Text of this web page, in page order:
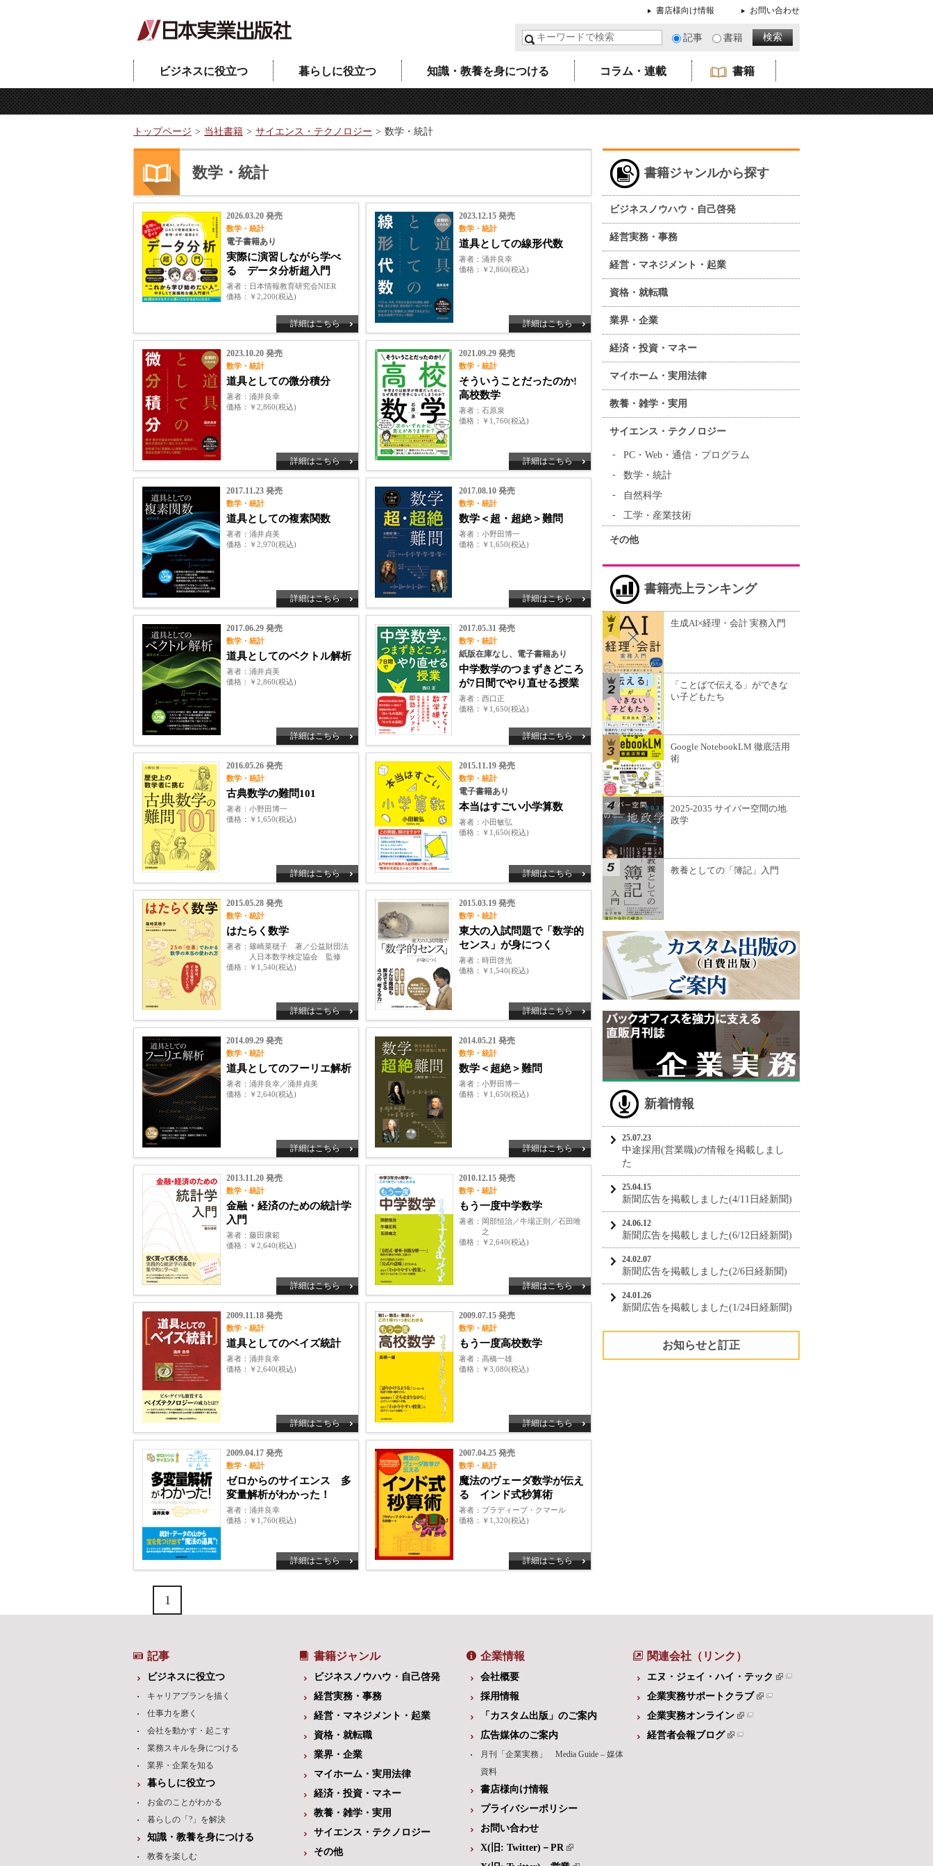
書店様向け情報 お問い合わせ
記事 書籍
ビジネスに役立つ 暮らしに役立つ 知識・教養を身につける コラム・連載 書籍
トップページ 当社書籍 サイエンス・テクノロジー 数学・統計
数学・統計
2026.03.20 発売
数学・統計
電子書籍あり
実際に演習しながら学べ
る データ分析超入門
著者
日本情報教育研究会NIER
価格
￥2,200(税込)
詳細はこちら
2023.12.15 発売
数学・統計
道具としての線形代数
著者
涌井良幸
価格
￥2,860(税込)
詳細はこちら
2023.10.20 発売
数学・統計
道具としての微分積分
著者
涌井良幸
価格
￥2,860(税込)
詳細はこちら
2021.09.29 発売
数学・統計
そういうことだったのか!
高校数学
著者
石原泉
価格
￥1,760(税込)
詳細はこちら
2017.11.23 発売
数学・統計
道具としての複素関数
著者
涌井貞美
価格
￥2,970(税込)
詳細はこちら
2017.08.10 発売
数学・統計
数学＜超・超絶＞難問
著者
小野田博一
価格
￥1,650(税込)
詳細はこちら
2017.06.29 発売
数学・統計
道具としてのベクトル解析
著者
涌井貞美
価格
￥2,860(税込)
詳細はこちら
2017.05.31 発売
数学・統計
紙版在庫なし、電子書籍あり
中学数学のつまずきどころ
が7日間でやり直せる授業
著者
西口正
価格
￥1,650(税込)
詳細はこちら
2016.05.26 発売
数学・統計
古典数学の難問101
著者
小野田博一
価格
￥1,650(税込)
詳細はこちら
2015.11.19 発売
数学・統計
電子書籍あり
本当はすごい小学算数
著者
小田敏弘
価格
￥1,650(税込)
詳細はこちら
2015.05.28 発売
数学・統計
はたらく数学
著者
篠崎菜穂子 著／公益財団法
人日本数学検定協会 監修
価格
￥1,540(税込)
詳細はこちら
2015.03.19 発売
数学・統計
東大の入試問題で「数学的
センス」が身につく
著者
時田啓光
価格
￥1,540(税込)
詳細はこちら
2014.09.29 発売
数学・統計
道具としてのフーリエ解析
著者
涌井良幸／涌井貞美
価格
￥2,640(税込)
詳細はこちら
2014.05.21 発売
数学・統計
数学＜超絶＞難問
著者
小野田博一
価格
￥1,650(税込)
詳細はこちら
2013.11.20 発売
数学・統計
金融・経済のための統計学
入門
著者
藤田康範
価格
￥2,640(税込)
詳細はこちら
2010.12.15 発売
数学・統計
もう一度中学数学
著者
岡部恒治／牛場正則／石田唯
之
価格
￥2,640(税込)
詳細はこちら
2009.11.18 発売
数学・統計
道具としてのベイズ統計
著者
涌井良幸
価格
￥2,640(税込)
詳細はこちら
2009.07.15 発売
数学・統計
もう一度高校数学
著者
高橋一雄
価格
￥3,080(税込)
詳細はこちら
2009.04.17 発売
数学・統計
ゼロからのサイエンス 多
変量解析がわかった！
著者
涌井良幸
価格
￥1,760(税込)
詳細はこちら
2007.04.25 発売
数学・統計
魔法のヴェーダ数学が伝え
る インド式秒算術
著者
プラディープ・クマール
価格
￥1,320(税込)
詳細はこちら
1
書籍ジャンルから探す
ビジネスノウハウ・自己啓発
経営実務・事務
経営・マネジメント・起業
資格・就転職
業界・企業
経済・投資・マネー
マイホーム・実用法律
教養・雑学・実用
サイエンス・テクノロジー
PC・Web・通信・プログラム
数学・統計
自然科学
工学・産業技術
その他
書籍売上ランキング
生成AI×経理・会計 実務入門
「ことばで伝える」ができな
い子どもたち
Google NotebookLM 徹底活用
術
2025-2035 サイバー空間の地
政学
教養としての「簿記」入門
新着情報
25.07.23
中途採用(営業職)の情報を掲載しまし
た
25.04.15
新聞広告を掲載しました(4/11日経新聞)
24.06.12
新聞広告を掲載しました(6/12日経新聞)
24.02.07
新聞広告を掲載しました(2/6日経新聞)
24.01.26
新聞広告を掲載しました(1/24日経新聞)
お知らせと訂正
記事
ビジネスに役立つ
キャリアプランを描く
仕事力を磨く
会社を動かす・起こす
業務スキルを身につける
業界・企業を知る
暮らしに役立つ
お金のことがわかる
暮らしの「?」を解決
知識・教養を身につける
教養を楽しむ
書籍ジャンル
ビジネスノウハウ・自己啓発
経営実務・事務
経営・マネジメント・起業
資格・就転職
業界・企業
マイホーム・実用法律
経済・投資・マネー
教養・雑学・実用
サイエンス・テクノロジー
その他
企業情報
会社概要
採用情報
「カスタム出版」のご案内
広告媒体のご案内
月刊「企業実務」 Media Guide – 媒体
資料
書店様向け情報
プライバシーポリシー
お問い合わせ
X(旧: Twitter)－PR
関連会社（リンク）
エヌ・ジェイ・ハイ・テック
企業実務サポートクラブ
企業実務オンライン
経営者会報ブログ